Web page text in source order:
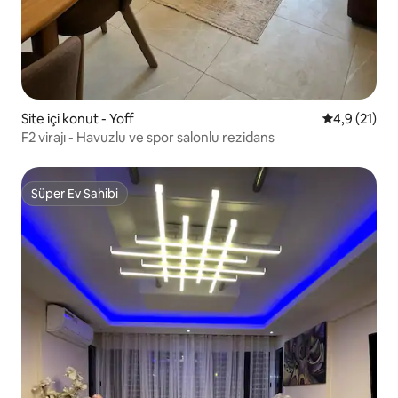
Site içi konut - Yoff 54,9 (21)
F2 virajı - Havuzlu ve spor salonlu rezidans
Süper Ev Sahibi
Süper Ev Sahibi